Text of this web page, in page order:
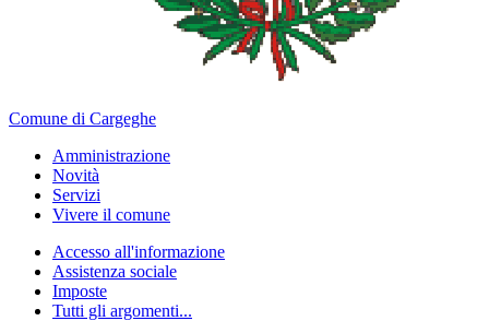
Comune di Cargeghe
Amministrazione
Novità
Servizi
Vivere il comune
Accesso all'informazione
Assistenza sociale
Imposte
Tutti gli argomenti...